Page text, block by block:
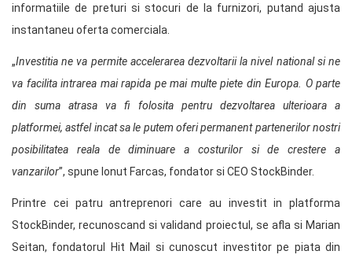
informatiile de preturi si stocuri de la furnizori, putand ajusta
instantaneu oferta comerciala.
„Investitia ne va permite accelerarea dezvoltarii la nivel national si ne
va facilita intrarea mai rapida pe mai multe piete din Europa. O parte
din suma atrasa va fi folosita pentru dezvoltarea ulterioara a
platformei, astfel incat sa le putem oferi permanent partenerilor nostri
posibilitatea reala de diminuare a costurilor si de crestere a
vanzarilor”, spune Ionut Farcas, fondator si CEO StockBinder.
Printre cei patru antreprenori care au investit in platforma
StockBinder, recunoscand si validand proiectul, se afla si Marian
Seitan, fondatorul Hit Mail si cunoscut investitor pe piata din